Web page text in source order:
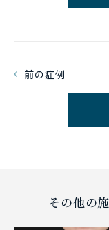
前の症例
その他の